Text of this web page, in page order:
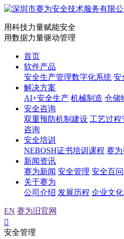
用科技力量赋能安全
用数据力量驱动管理
首页
软件产品
安全生产管理数字化系统 安
解决方案
AI+安全生产 机械制造 仓储
安全咨询
双重预防机制建设 工艺过程
咨询
安全培训
NEBOSH证书培训课程 赛为
新闻资讯
赛为新闻 安全管理 安全百问
关于赛为
公司介绍 发展历程 企业文化
EN 赛为旧官网

安全管理